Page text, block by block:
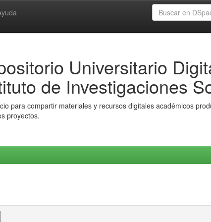
Universitario
de Investigaciones
para compartir materiales y recursos digitales académicos
proyectos.